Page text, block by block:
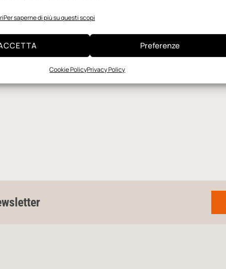
Per saperne di più su questi scopi
Preferenze
Cookie PolicyPrivacy Policy